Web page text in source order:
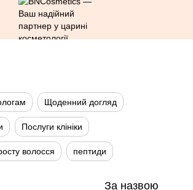
Щоденний догляд
Послуги клініки
волосся пептиди
За назвою